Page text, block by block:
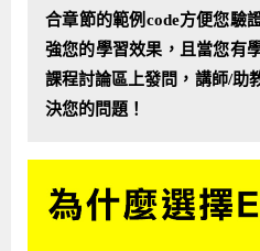
合章節的範例code方便您驗
強您的學習效果，且當您有
課程討論區上發問，講師/助
決您的問題！